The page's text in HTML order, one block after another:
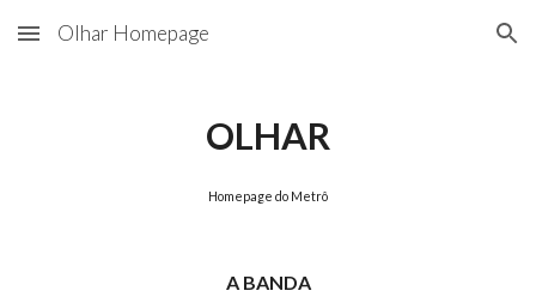
Skip to main content Skip to navigation
Olhar Homepage
OLHAR
Homepage do Metrô
A BANDA